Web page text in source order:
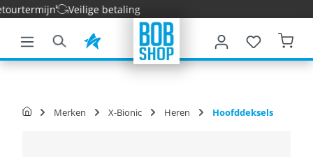
hoofdinhoudVeilige betaling
Merken X-Bionic Heren Hoofddeksels